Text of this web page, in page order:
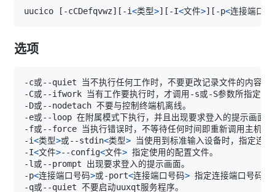
uucico [ -cCDefqvwz] [ -i<类型>] [ -I<文件>] [ -p<连接端口号
选项
-i<类型>或--stdin<类型>
-I<文件>--config<文件>
-p<连接端口号码>或-port<连接端口号码>